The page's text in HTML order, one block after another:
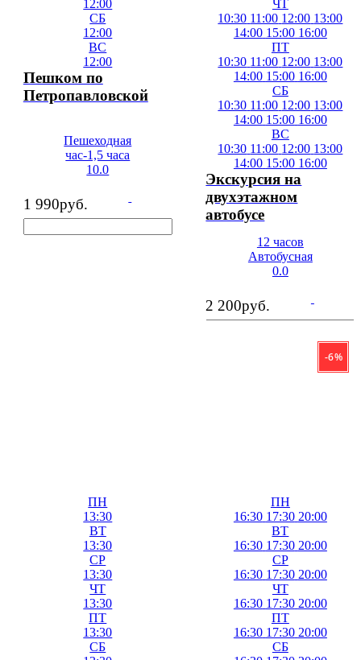
12:00
СБ
12:00
ВС
12:00
Пешком по
Петропавловской
Пешеходная
час-1,5 часа
10.0
1 990руб.
ЧТ
10:30 11:00 12:00 13:00
14:00 15:00 16:00
ПТ
10:30 11:00 12:00 13:00
14:00 15:00 16:00
СБ
10:30 11:00 12:00 13:00
14:00 15:00 16:00
ВС
10:30 11:00 12:00 13:00
14:00 15:00 16:00
Экскурсия на
двухэтажном
автобусе
12 часов
Автобусная
0.0
2 200руб.
ПН
13:30
ВТ
13:30
СР
13:30
ЧТ
13:30
ПТ
13:30
СБ
- 6 %
ПН
16:30 17:30 20:00
ВТ
16:30 17:30 20:00
СР
16:30 17:30 20:00
ЧТ
16:30 17:30 20:00
ПТ
16:30 17:30 20:00
СБ